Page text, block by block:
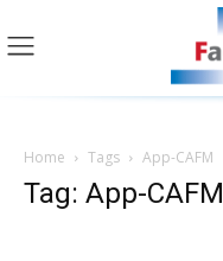
Home Tags App-CAFM
Tag: App-CAFM